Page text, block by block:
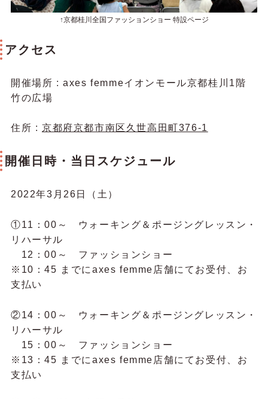
↑京都桂川全国ファッションショー 特設ページ
アクセス
開催場所 : axes femmeイオンモール京都桂川1階
竹の広場
住所 : 京都府京都市南区久世高田町376-1
開催日時・当日スケジュール
2022年3月26日（土）
①11：00～ ウォーキング＆ポージングレッスン・
リハーサル
12：00～ ファッションショー
※10：45 までにaxes femme店舗にてお受付、お
支払い
②14：00～ ウォーキング＆ポージングレッスン・
リハーサル
15：00～ ファッションショー
※13：45 までにaxes femme店舗にてお受付、お
支払い